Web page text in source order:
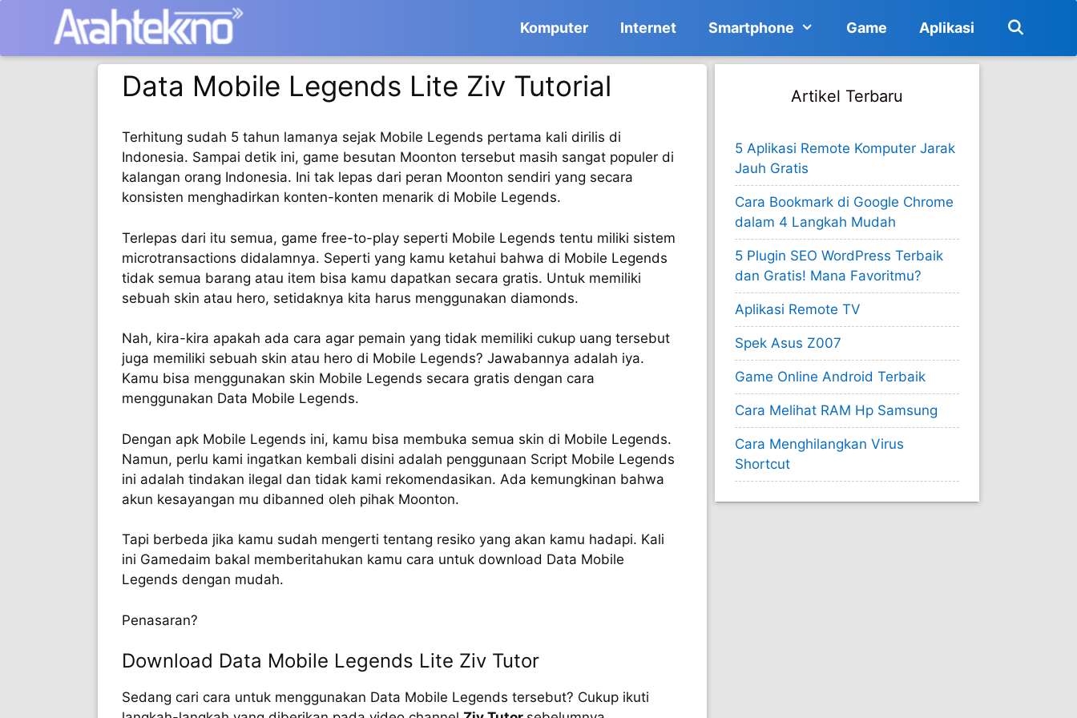
Komputer Internet Smartphone Game Aplikasi
Data Mobile Legends Lite Ziv Tutorial
Terhitung sudah 5 tahun lamanya sejak Mobile Legends pertama kali dirilis di
Indonesia. Sampai detik ini, game besutan Moonton tersebut masih sangat populer di
kalangan orang Indonesia. Ini tak lepas dari peran Moonton sendiri yang secara
konsisten menghadirkan konten-konten menarik di Mobile Legends.
Terlepas dari itu semua, game free-to-play seperti Mobile Legends tentu miliki sistem
microtransactions didalamnya. Seperti yang kamu ketahui bahwa di Mobile Legends
tidak semua barang atau item bisa kamu dapatkan secara gratis. Untuk memiliki
sebuah skin atau hero, setidaknya kita harus menggunakan diamonds.
Nah, kira-kira apakah ada cara agar pemain yang tidak memiliki cukup uang tersebut
juga memiliki sebuah skin atau hero di Mobile Legends? Jawabannya adalah iya.
Kamu bisa menggunakan skin Mobile Legends secara gratis dengan cara
menggunakan Data Mobile Legends.
Dengan apk Mobile Legends ini, kamu bisa membuka semua skin di Mobile Legends.
Namun, perlu kami ingatkan kembali disini adalah penggunaan Script Mobile Legends
ini adalah tindakan ilegal dan tidak kami rekomendasikan. Ada kemungkinan bahwa
akun kesayangan mu dibanned oleh pihak Moonton.
Tapi berbeda jika kamu sudah mengerti tentang resiko yang akan kamu hadapi. Kali
ini Gamedaim bakal memberitahukan kamu cara untuk download Data Mobile
Legends dengan mudah.
Penasaran?
Download Data Mobile Legends Lite Ziv Tutor
Sedang cari cara untuk menggunakan Data Mobile Legends tersebut? Cukup ikuti
Artikel Terbaru
5 Aplikasi Remote Komputer Jarak
Jauh Gratis
Cara Bookmark di Google Chrome
dalam 4 Langkah Mudah
5 Plugin SEO WordPress Terbaik
dan Gratis! Mana Favoritmu?
Aplikasi Remote TV
Spek Asus Z007
Game Online Android Terbaik
Cara Melihat RAM Hp Samsung
Cara Menghilangkan Virus
Shortcut